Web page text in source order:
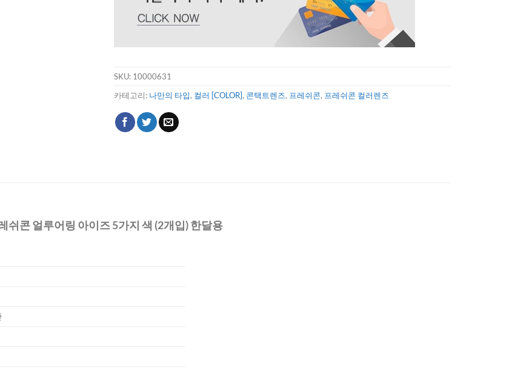
SKU: 10000631
카테고리: 나만의 타입, 컬러 [COLOR], 콘택트렌즈, 프레쉬콘, 프레쉬콘 컬러렌즈
쉬콘 얼루어링 아이즈 5가지 색 (2개입) 한달용